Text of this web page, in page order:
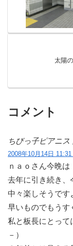
太陽
コメント
ちびっ子ピアニス
2008年10月14日 11:31
ｎａｏさん今晩は
去年に引き続き、
中々楽しそうです
早いものでもうす
私と板長にとって
－）